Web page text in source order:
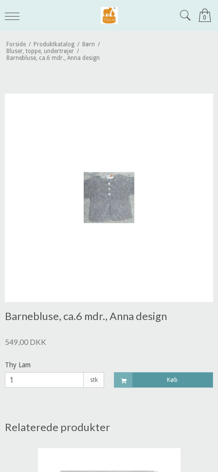
0
Forside / Produktkatalog / Børn /
Bluser, toppe, undertrøjer /
Barnebluse, ca.6 mdr., Anna design
Barnebluse, ca.6 mdr., Anna design
549,00 DKK
Thy Lam
stk Køb
Relaterede produkter